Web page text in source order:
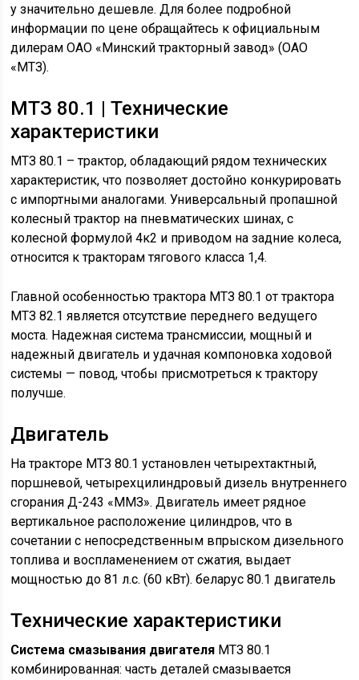
у значительно дешевле. Для более подробной
информации по цене обращайтесь к официальным
дилерам ОАО «Минский тракторный завод» (ОАО
«МТЗ).
МТЗ 80.1 | Технические
характеристики
МТЗ 80.1 – трактор, обладающий рядом технических
характеристик, что позволяет достойно конкурировать
с импортными аналогами. Универсальный пропашной
колесный трактор на пневматических шинах, с
колесной формулой 4к2 и приводом на задние колеса,
относится к тракторам тягового класса 1,4.
Главной особенностью трактора МТЗ 80.1 от трактора
МТЗ 82.1 является отсутствие переднего ведущего
моста. Надежная система трансмиссии, мощный и
надежный двигатель и удачная компоновка ходовой
системы — повод, чтобы присмотреться к трактору
получше.
Двигатель
На тракторе МТЗ 80.1 установлен четырехтактный,
поршневой, четырехцилиндровый дизель внутреннего
сгорания Д-243 «ММЗ». Двигатель имеет рядное
вертикальное расположение цилиндров, что в
сочетании с непосредственным впрыском дизельного
топлива и воспламенением от сжатия, выдает
мощностью до 81 л.с. (60 кВт). беларус 80.1 двигатель
Технические характеристики
Система смазывания двигателя МТЗ 80.1
комбинированная: часть деталей смазывается